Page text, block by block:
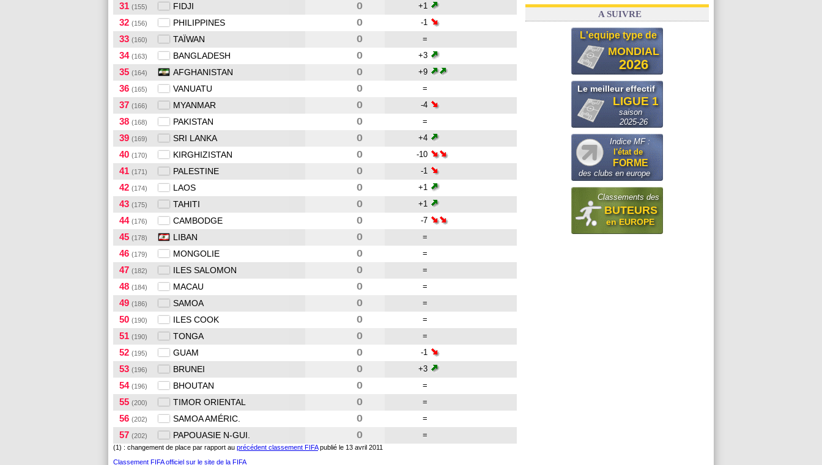
31 (155) FIDJI 0 +1
32 (156) PHILIPPINES 0 -1
33 (160) TAÏWAN 0 =
34 (163) BANGLADESH 0 +3
35 (164) AFGHANISTAN 0 +9
36 (165) VANUATU 0 =
37 (166) MYANMAR 0 -4
38 (168) PAKISTAN 0 =
39 (169) SRI LANKA 0 +4
40 (170) KIRGHIZISTAN 0 -10
41 (171) PALESTINE 0 -1
42 (174) LAOS 0 +1
43 (175) TAHITI 0 +1
44 (176) CAMBODGE 0 -7
45 (178) LIBAN 0 =
46 (179) MONGOLIE 0 =
47 (182) ILES SALOMON 0 =
48 (184) MACAU 0 =
49 (186) SAMOA 0 =
50 (190) ILES COOK 0 =
51 (190) TONGA 0 =
52 (195) GUAM 0 -1
53 (196) BRUNEI 0 +3
54 (196) BHOUTAN 0 =
55 (200) TIMOR ORIENTAL 0 =
56 (202) SAMOA AMÉRIC. 0 =
57 (202) PAPOUASIE N-GUI. 0 =
(1) : changement de place par rapport au précédent classement FIFApublié le 13 avril 2011
Classement FIFA officiel sur le site de la FIFA
A SUIVRE
L'equipe type de
MONDIAL
2026
Le meilleur effectif
LIGUE 1
saison
2025-26
Indice MF :
l'état de
FORME
des clubs en europe
Classements des
BUTEURS
en EUROPE